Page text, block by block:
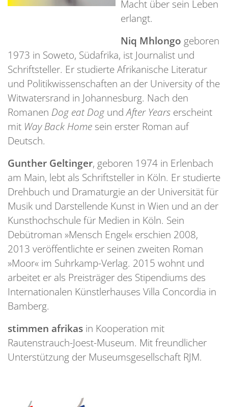
Macht über sein Leben
erlangt.
Niq Mhlongo geboren
1973 in Soweto, Südafrika, ist Journalist und
Schriftsteller. Er studierte Afrikanische Literatur
und Politikwissenschaften an der University of the
Witwatersrand in Johannesburg. Nach den
Romanen Dog eat Dog undAfter Years erscheint
mit Way Back Home sein erster Roman auf
Deutsch.
Gunther Geltinger, geboren 1974 in Erlenbach
am Main, lebt als Schriftsteller in Köln. Er studierte
Drehbuch und Dramaturgie an der Universität für
Musik und Darstellende Kunst in Wien und an der
Kunsthochschule für Medien in Köln. Sein
Debütroman »Mensch Engel« erschien 2008,
2013 veröffentlichte er seinen zweiten Roman
»Moor« im Suhrkamp-Verlag. 2015 wohnt und
arbeitet er als Preisträger des Stipendiums des
Internationalen Künstlerhauses Villa Concordia in
Bamberg.
stimmen afrikas in Kooperation mit
Rautenstrauch-Joest-Museum. Mit freundlicher
Unterstützung der Museumsgesellschaft RJM.